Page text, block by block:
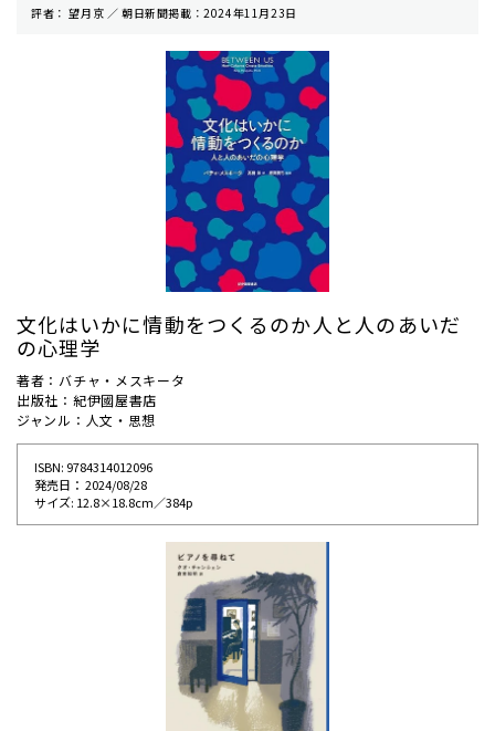
評者： 望月京 ／ 朝⽇新聞掲載：2024年11月23日
文化はいかに情動をつくるのか――人と人のあいだ
の心理学
著者：バチャ・メスキータ
出版社：紀伊國屋書店
ジャンル：人文・思想
ISBN: 9784314012096
発売⽇： 2024/08/28
サイズ: 12.8×18.8cm／384p